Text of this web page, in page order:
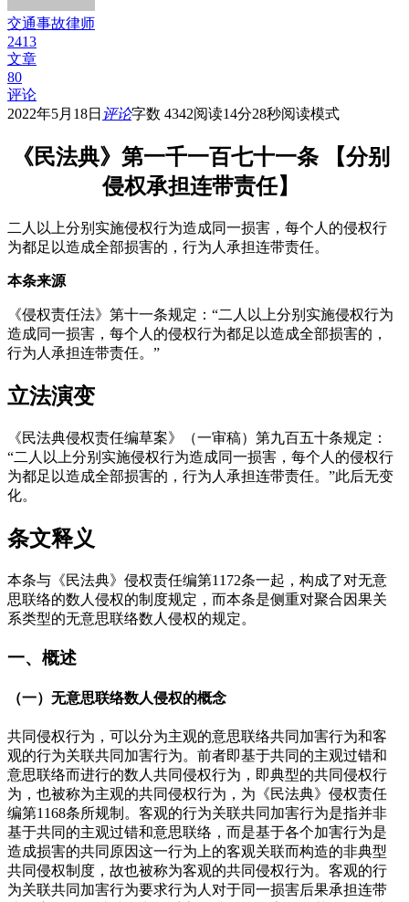
交通事故律师
2413
文章
80
评论
2022年5月18日 评论字数 4342阅读14分28秒阅读模式
《民法典》第一千一百七十一条 【分别
侵权承担连带责任】
二人以上分别实施侵权行为造成同一损害，每个人的侵权行
为都足以造成全部损害的，行为人承担连带责任。
本条来源
《侵权责任法》第十一条规定：“二人以上分别实施侵权行为
造成同一损害，每个人的侵权行为都足以造成全部损害的，
行为人承担连带责任。”
立法演变
《民法典侵权责任编草案》（一审稿）第九百五十条规定：
“二人以上分别实施侵权行为造成同一损害，每个人的侵权行
为都足以造成全部损害的，行为人承担连带责任。”此后无变
化。
条文释义
本条与《民法典》侵权责任编第1172条一起，构成了对无意
思联络的数人侵权的制度规定，而本条是侧重对聚合因果关
系类型的无意思联络数人侵权的规定。
一、概述
（一）无意思联络数人侵权的概念
共同侵权行为，可以分为主观的意思联络共同加害行为和客
观的行为关联共同加害行为。前者即基于共同的主观过错和
意思联络而进行的数人共同侵权行为，即典型的共同侵权行
为，也被称为主观的共同侵权行为，为《民法典》侵权责任
编第1168条所规制。客观的行为关联共同加害行为是指并非
基于共同的主观过错和意思联络，而是基于各个加害行为是
造成损害的共同原因这一行为上的客观关联而构造的非典型
共同侵权制度，故也被称为客观的共同侵权行为。客观的行
为关联共同加害行为要求行为人对于同一损害后果承担连带